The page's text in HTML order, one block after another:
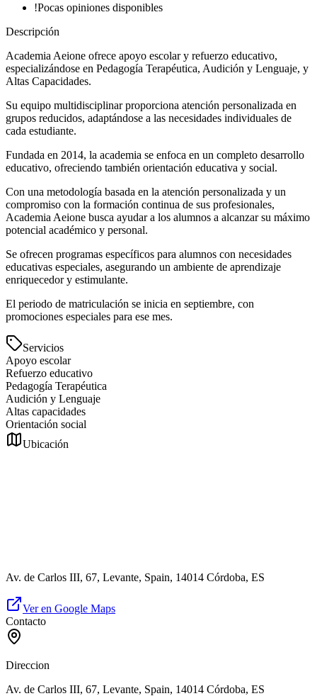
!Pocas opiniones disponibles
Descripción
Academia Aeione ofrece apoyo escolar y refuerzo educativo,
especializándose en Pedagogía Terapéutica, Audición y Lenguaje, y
Altas Capacidades.
Su equipo multidisciplinar proporciona atención personalizada en
grupos reducidos, adaptándose a las necesidades individuales de
cada estudiante.
Fundada en 2014, la academia se enfoca en un completo desarrollo
educativo, ofreciendo también orientación educativa y social.
Con una metodología basada en la atención personalizada y un
compromiso con la formación continua de sus profesionales,
Academia Aeione busca ayudar a los alumnos a alcanzar su máximo
potencial académico y personal.
Se ofrecen programas específicos para alumnos con necesidades
educativas especiales, asegurando un ambiente de aprendizaje
enriquecedor y estimulante.
El periodo de matriculación se inicia en septiembre, con
promociones especiales para ese mes.
Servicios
Apoyo escolar
Refuerzo educativo
Pedagogía Terapéutica
Audición y Lenguaje
Altas capacidades
Orientación social
Ubicación
Av. de Carlos III, 67, Levante, Spain, 14014 Córdoba, ES
Ver en Google Maps
Contacto
Direccion
Av. de Carlos III, 67, Levante, Spain, 14014 Córdoba, ES